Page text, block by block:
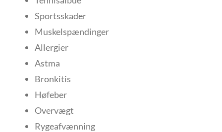
Sportsskader
Muskelspændinger
Allergier
Astma
Bronkitis
Høfeber
Overvægt
Rygeafvænning